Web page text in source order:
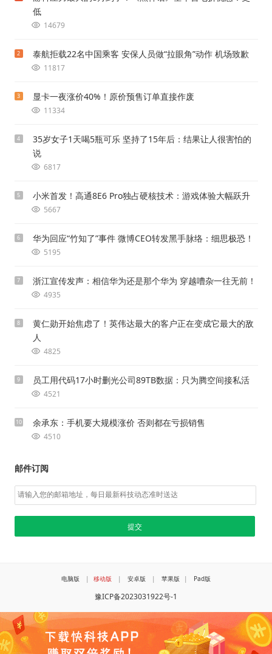
低
14679
2 泰航拒载22名中国乘客 安保人员做“拉眼角”动作 机场致歉
11817
3 显卡一夜涨价40%！原价预售订单直接作废
11334
4
35岁女子1天喝5瓶可乐 坚持了15年后：结果让人很害怕的
说
6817
5 小米首发！高通8E6 Pro独占硬核技术：游戏体验大幅跃升
5667
6 华为回应“竹知了”事件 微博CEO转发黑手脉络：细思极恐！
5195
7 浙江宣传发声：相信华为还是那个华为 穿越嘈杂一往无前！
4935
8
黄仁勋开始焦虑了！英伟达最大的客户正在变成它最大的敌
人
4825
9 员工用代码17小时删光公司89TB数据：只为腾空间接私活
4521
10 余承东：手机要大规模涨价 否则都在亏损销售
4510
邮件订阅
电脑版 | 移动版 | 安卓版 | 苹果版 | Pad版
豫ICP备2023031922号-1